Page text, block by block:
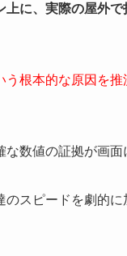
に、実際の屋外
根本的な原因を
数値の証拠が画面
スピードを劇的